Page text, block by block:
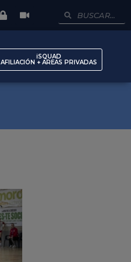
iSQUAD
AFILIACIÓN + AREAS PRIVADAS